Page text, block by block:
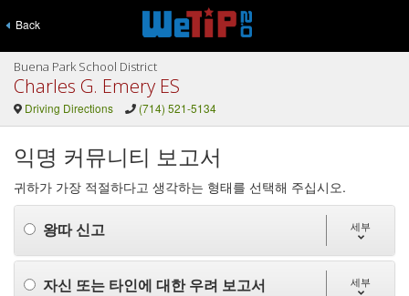
Back
Buena Park School District
Charles G. Emery ES
Driving Directions (714) 521-5134
익명 커뮤니티 보고서
귀하가 가장 적절하다고 생각하는 형태를 선택해 주십시오.
왕따 신고 세부
자신 또는 타인에 대한 우려 보고서 세부